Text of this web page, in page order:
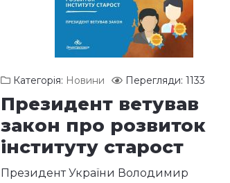
Категорія: Новини Перегляди: 1133
Президент ветував
закон про розвиток
інституту старост
Президент України Володимир